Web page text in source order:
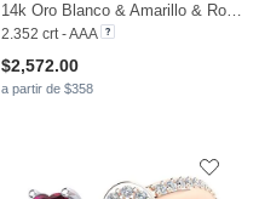
14k Oro Blanco & Amarillo & Rodolita de Granito & Moissanita
2.352 crt - AAA
$2,572.00
a partir de $358